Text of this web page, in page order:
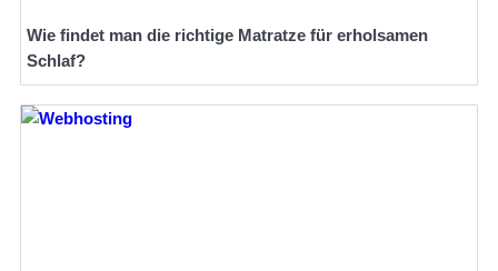
Wie findet man die richtige Matratze für erholsamen
Schlaf?